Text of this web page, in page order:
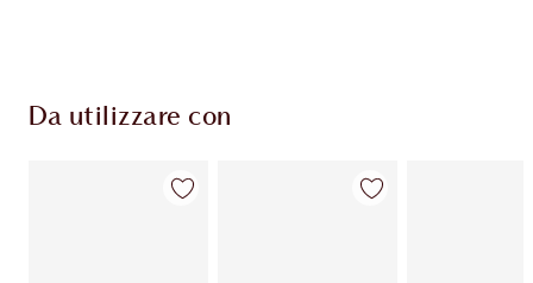
Da utilizzare con